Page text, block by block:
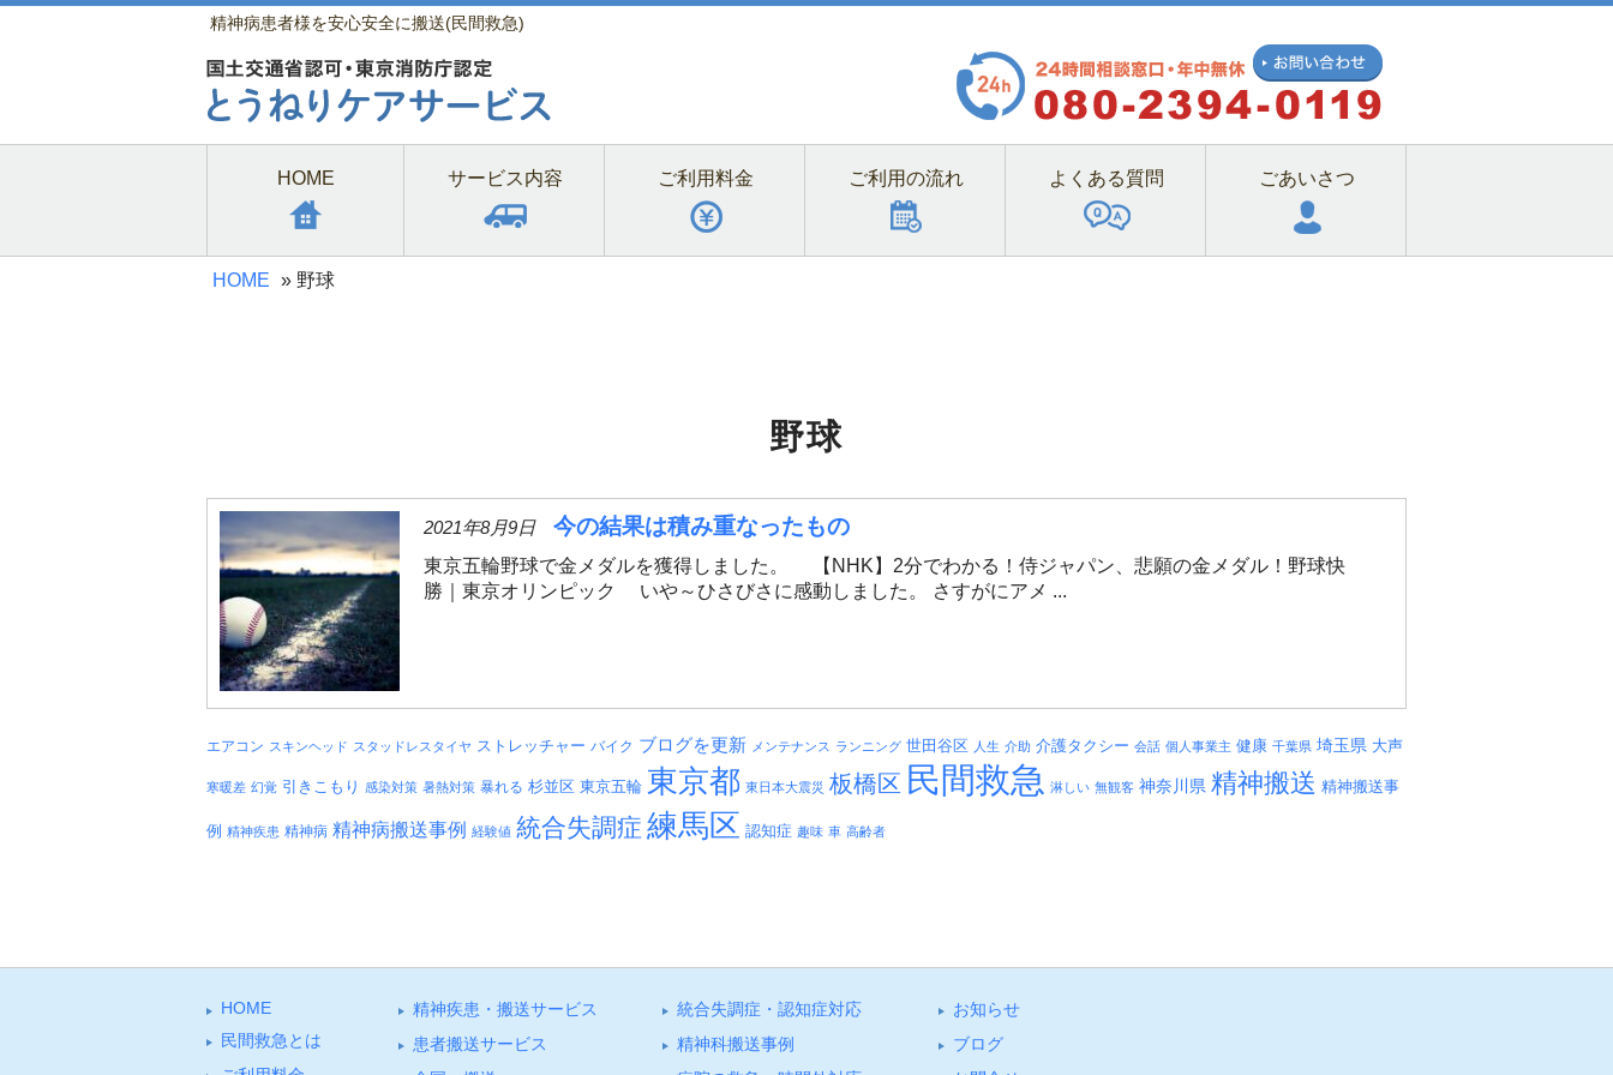
精神病患者様を安心安全に搬送(民間救急)
HOME サービス内容 ご利用料金 ご利用の流れ よくある質問 ごあいさつ
HOME » 野球
野球
2021年8月9日 今の結果は積み重なったもの
東京五輪野球で金メダルを獲得しました。 【NHK】2分でわかる！侍ジャパン、悲願の金メダル！野球快
勝｜東京オリンピック いや～ひさびさに感動しました。 さすがにアメ ...
エアコン スキンヘッド スタッドレスタイヤ ストレッチャー バイク ブログを更新 メンテナンス ランニング 世田谷区 人生 介助 介護タクシー 会話 個人事業主 健康 千葉県 埼玉県 大声
寒暖差 幻覚 引きこもり 感染対策 暑熱対策 暴れる 杉並区 東京五輪 東京都 東日本大震災 板橋区 民間救急 淋しい 無観客 神奈川県 精神搬送 精神搬送事
例 精神疾患 精神病 精神病搬送事例 経験値 統合失調症 練馬区 認知症 趣味 車 高齢者
HOME
⺠間救急とは
精神疾患・搬送サービス
患者搬送サービス
統合失調症・認知症対応
精神科搬送事例
お知らせ
ブログ